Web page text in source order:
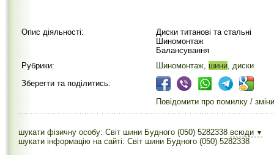
Опис діяльності:
Диски титанові та стальні
Шиномонтаж
Балансування
Рубрики:
Шиномонтаж, шини, диски
Зберегти та поділитись:
Повідомити про помилку / зміни
шукати фізичну особу: Світ шини Будного (050) 5282338 всюди ▼
шукати інформацію на сайті: Світ шини Будного (050) 5282338